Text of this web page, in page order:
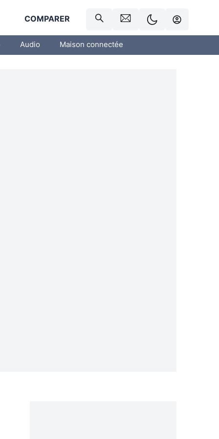
COMPARER
Audio Maison connectée